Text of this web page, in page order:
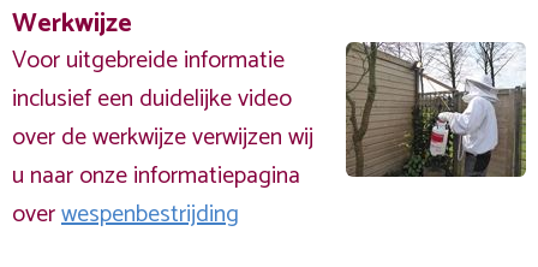
Werkwijze
Voor uitgebreide informatie
inclusief een duidelijke video
over de werkwijze verwijzen wij
u naar onze informatiepagina
overwespenbestrijding